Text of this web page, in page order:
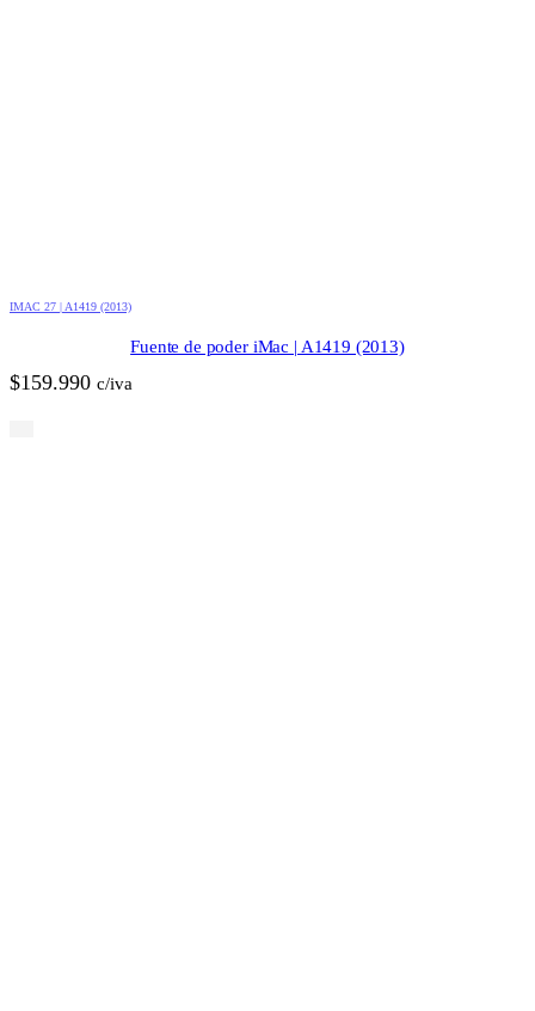
IMAC 27 | A1419 (2013)
Fuente de poder iMac | A1419 (2013)
$159.990 c/iva